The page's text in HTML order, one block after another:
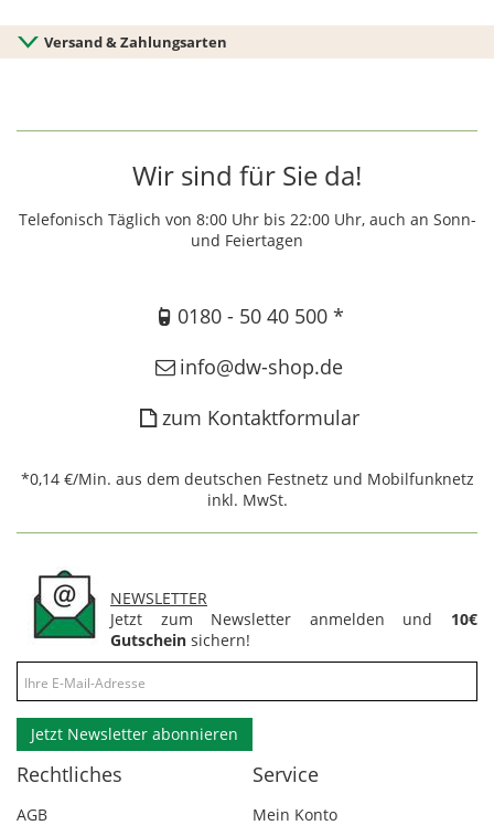
Versand & Zahlungsarten
Wir sind für Sie da!
Telefonisch Täglich von 8:00 Uhr bis 22:00 Uhr, auch an Sonn-
und Feiertagen
0180 - 50 40 500 *
info@dw-shop.de
zum Kontaktformular
*0,14 €/Min. aus dem deutschen Festnetz und Mobilfunknetz
inkl. MwSt.
NEWSLETTER
Jetzt zum Newsletter anmelden und 10€
Gutschein sichern!
Jetzt Newsletter abonnieren
Rechtliches
AGB
Service
Mein Konto